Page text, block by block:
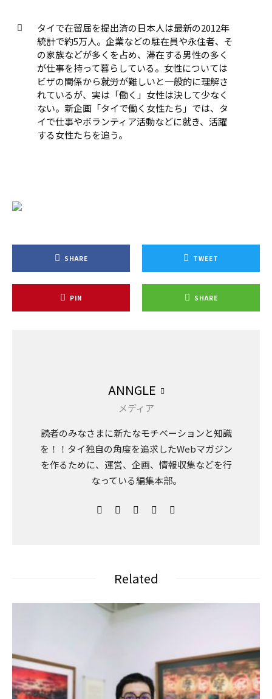
タイで在留届を提出済の日本人は最新の2012年
統計で約5万人。企業などの駐在員や永住者、そ
の家族などが多くを占め、滞在する男性の多く
が仕事を持って暮らしている。女性については
ビザの関係から就労が難しいと一般的に理解さ
れているが、実は「働く」女性は決して少なく
ない。新企画「タイで働く女性たち」では、タ
イで仕事やボランティア活動などに就き、活躍
する女性たちを追う。
SHARE TWEET
PIN SHARE
ANNGLE
メディア
読者のみなさまに新たなモチベーションと知識
を！！タイ独自の角度を追求したWebマガジン
を作るために、運営、企画、情報収集などを行
なっている編集本部。
Related